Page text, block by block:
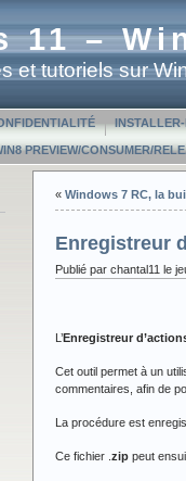
11 –
et tutoriels sur
PREVIEW/CONSUMER/
« Windows 7 RC, la
Enregistreur
Publié par chantal11 le
L’Enregistreur
Cet outil permet à un
commentaires, afin de
La procédure est
Ce fichier . zip peut